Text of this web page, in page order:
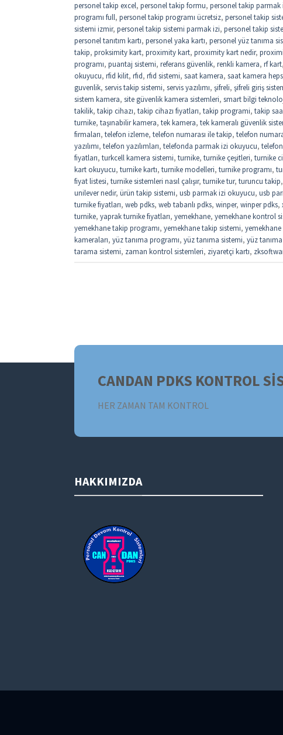
personel takip excel, personel takip formu, personel takip parmak
programı full, personel takip programı ücretsiz, personel takip
sistemi izmir, personel takip sistemi parmak izi, personel takip
personel tanıtım kartı, personel yaka kartı, personel yüz tanıma
takip, proksimity kart, proximity kart, proximity kart nedir,
programı, puantaj sistemi, referans güvenlik, renkli kamera, rf kart,
okuyucu, rfid kilit, rfıd, rfıd sistemi, saat kamera, saat kamera
guvenlik, servis takip sistemi, servis yazılımı, şifreli, şifreli giriş
sistem kamera, site güvenlik kamera sistemleri, smart bilgi
takilik, takip cihazı, takip cihazı fiyatları, takip programi, takip
turnike, taşınabilir kamera, tek kamera, tek kameralı güvenlik
firmaları, telefon izleme, telefon numarası ile takip, telefon
yazılımı, telefon yazılımları, telefonda parmak izi okuyucu,
fiyatları, turkcell kamera sistemi, turnike, turnike çeşitleri, turnike
kart okuyucu, turnike kartı, turnike modelleri, turnike programı,
fiyat listesi, turnike sistemleri nasıl çalışır, turnike tur, turuncu takip,
unilever nedir, ürün takip sistemi, usb parmak izi okuyucu, usb
turnike fiyatları, web pdks, web tabanlı pdks, winper, winper pdks,
turnike, yaprak turnike fiyatları, yemekhane, yemekhane kontrol
yemekhane takip programı, yemekhane takip sistemi,
kameraları, yüz tanıma programı, yüz tanıma sistemi, yüz
tarama sistemi, zaman kontrol sistemleri, ziyaretçi kartı,
CANDAN PDKS KONTROL
HER ZAMAN TAM KONTROL
HAKKIMIZDA